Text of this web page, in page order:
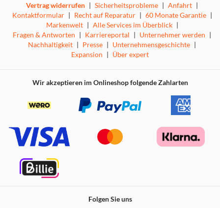
Vertrag widerrufen | Sicherheitsprobleme | Anfahrt |
Kontaktformular | Recht auf Reparatur | 60 Monate Garantie |
Markenwelt | Alle Services im Überblick |
Fragen & Antworten | Karriereportal | Unternehmer werden |
Nachhaltigkeit | Presse | Unternehmensgeschichte |
Expansion | Über expert
Wir akzeptieren im Onlineshop folgende Zahlarten
Folgen Sie uns